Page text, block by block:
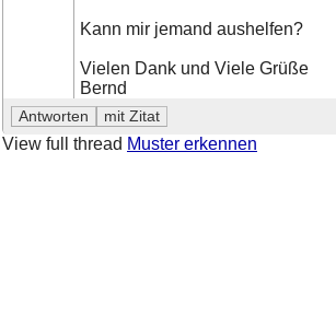
Kann mir jemand aushelfen?
Vielen Dank und Viele Grüße
Bernd
View full thread Muster erkennen